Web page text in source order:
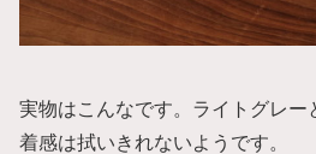
実物はこんなです。ライトグレー
着感は拭いきれないようです。